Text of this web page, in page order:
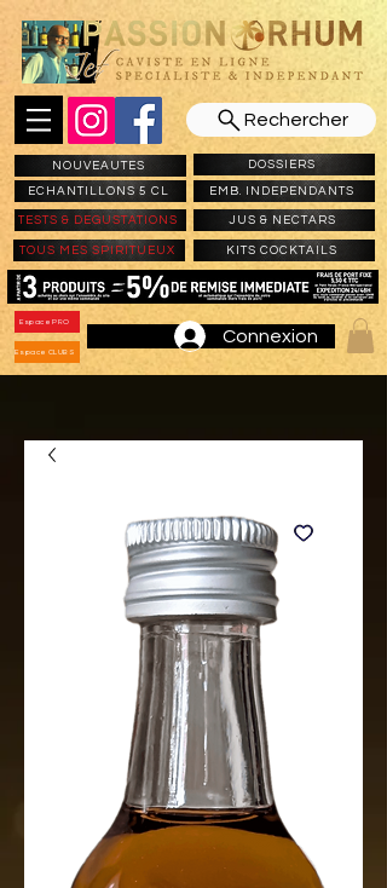
Rechercher
NOUVEAUTES
ECHANTILLONS 5 CL
DOSSIERS
EMB. INDEPENDANTS
TESTS & DEGUSTATIONS JUS & NECTARS
TOUS MES SPIRITUEUX KITS COCKTAILS
Espace PRO
Espace CLUBS
Connexion